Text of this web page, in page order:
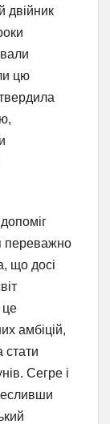
двійник
цю
переважно
що досі
це
амбіцій,
стати
Сегре і